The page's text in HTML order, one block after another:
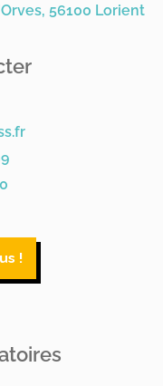
56100 Lorient
!